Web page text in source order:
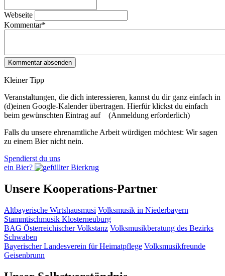
Webseite
Kommentar*
Kleiner Tipp
Veranstaltungen, die dich interessieren, kannst du dir ganz einfach in
(d)einen Google-Kalender übertragen. Hierfür klickst du einfach
beim gewünschten Eintrag auf
(Anmeldung erforderlich)
Falls du unsere ehrenamtliche Arbeit würdigen möchtest: Wir sagen
zu einem Bier nicht nein.
Spendierst du uns
ein Bier?
Unsere Kooperations-Partner
Altbayerische Wirtshausmusi Volksmusik in Niederbayern
Stammtischmusik Klosterneuburg
BAG Österreichischer Volkstanz Volksmusikberatung des Bezirks
Schwaben
Bayerischer Landesverein für Heimatpflege Volksmusikfreunde
Geisenbrunn